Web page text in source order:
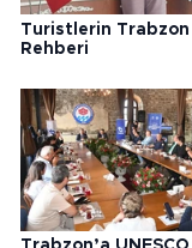
Turistlerin Trabzon
Rehberi